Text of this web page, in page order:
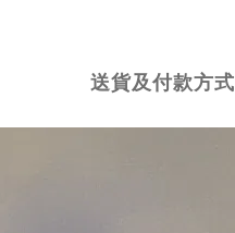
送貨及付款方式